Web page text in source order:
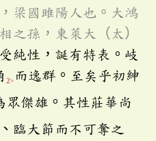
梁國雎陽人也。大鴻
之孫，東萊大（太）
純性，誕有特表。岐
2> 而逸群。至矣乎初紳
眾傑雄。其性莊華尚
臨大節而不可奪之